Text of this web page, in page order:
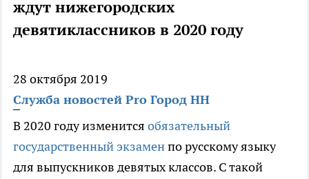
ждут нижегородских
девятиклассников в 2020 году
28 октября 2019
Служба новостей Pro Город НН
В 2020 году изменится обязательный
государственный экзаменпо русскому языку
для выпускников девятых классов. С такой